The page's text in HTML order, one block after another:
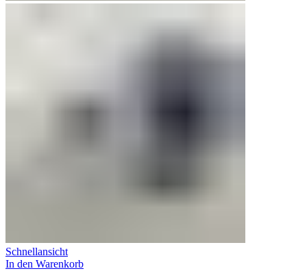
Schnellansicht
In den Warenkorb